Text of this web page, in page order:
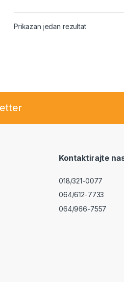
Prikazan jedan rezultat
Kontaktirajte
018/321-0077
064/612-7733
064/966-7557